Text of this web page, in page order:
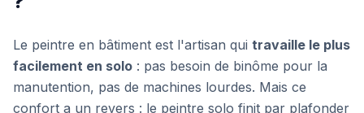
Le peintre en bâtiment est l'artisan qui travaille le plus
facilement en solo : pas besoin de binôme pour la
manutention, pas de machines lourdes. Mais ce
confort a un revers : le peintre solo finit par plafonder